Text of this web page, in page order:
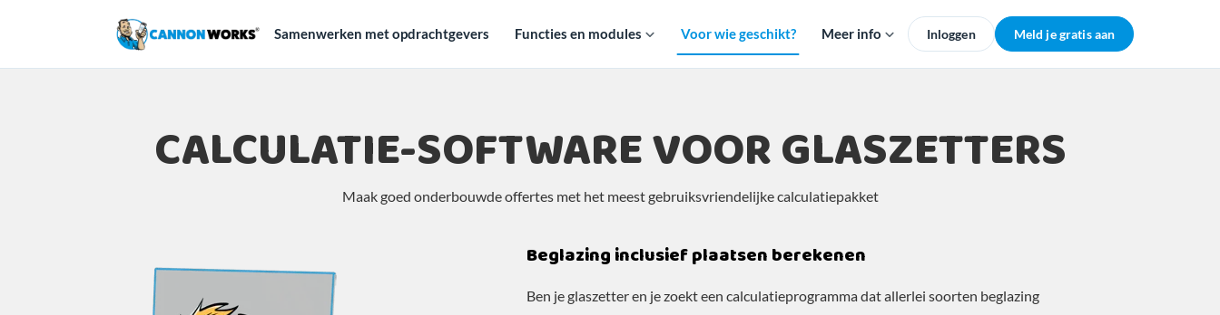
Samenwerken met opdrachtgevers Functies en modules Voor wie geschikt? Meer info Inloggen Meld je gratis aan
CALCULATIE-SOFTWARE VOOR GLASZETTERS
Maak goed onderbouwde offertes met het meest gebruiksvriendelijke calculatiepakket
Beglazing inclusief plaatsen berekenen
Ben je glaszetter en je zoekt een calculatieprogramma dat allerlei soorten beglazing